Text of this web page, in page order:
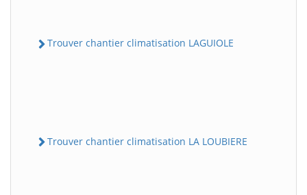
Trouver chantier climatisation LAGUIOLE
Trouver chantier climatisation LA LOUBIERE